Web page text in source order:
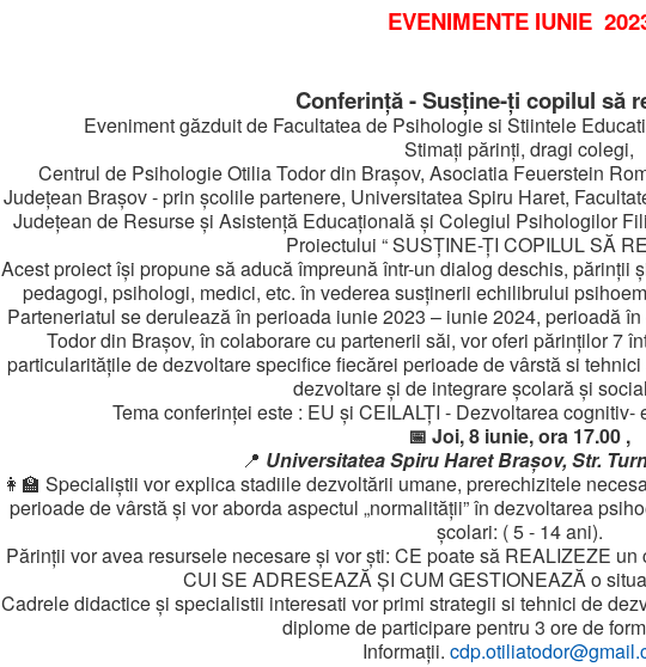
EVENIMENTE IUNIE
Conferință - Susține-ți copilul să
Eveniment găzduit de Facultatea de Psihologie si Stiintele
Stimați părinți, dragi colegi,
Centrul de Psihologie Otilia Todor din Brașov, Asociatia Feuerstein
Județean Brașov - prin școlile partenere, Universitatea Spiru Haret,
Județean de Resurse și Asistență Educațională și Colegiul Psihologilor
Proiectului “ SUSȚINE-ȚI COPILUL SĂ
Acest proiect își propune să aducă împreună într-un dialog deschis,
pedagogi, psihologi, medici, etc. în vederea susținerii echilibrului
Parteneriatul se derulează în perioada iunie 2023 – iunie 2024, perioadă
Todor din Brașov, în colaborare cu partenerii săi, vor oferi părinților 7
particularitățile de dezvoltare specifice fiecărei perioade de vârstă si
dezvoltare și de integrare școlară și
Tema conferinței este : EU și CEILALȚI - Dezvoltarea
📅 Joi, 8 iunie, ora 17.00 ,
📍 Universitatea Spiru Haret Brașov, Str.
👩‍🏫 Specialiștii vor explica stadiile dezvoltării umane, prerechizitele
perioade de vârstă și vor aborda aspectul „normalității” în dezvoltarea
școlari: ( 5 - 14 ani).
Părinții vor avea resursele necesare și vor ști: CE poate să REALIZEZE
CUI SE ADRESEAZĂ ȘI CUM GESTIONEAZĂ o
Cadrele didactice și specialistii interesati vor primi strategii si tehnici de
diplome de participare pentru 3 ore de
Informații.